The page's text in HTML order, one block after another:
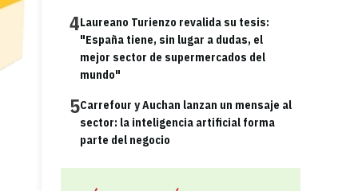
4Laureano Turienzo revalida su tesis:
"España tiene, sin lugar a dudas, el
mejor sector de supermercados del
mundo"
5Carrefour y Auchan lanzan un mensaje al
sector: la inteligencia artificial forma
parte del negocio